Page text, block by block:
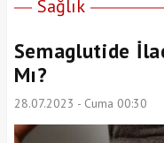
Sağlık
Semaglutide
Mı?
28.07.2023 - Cuma 00:30